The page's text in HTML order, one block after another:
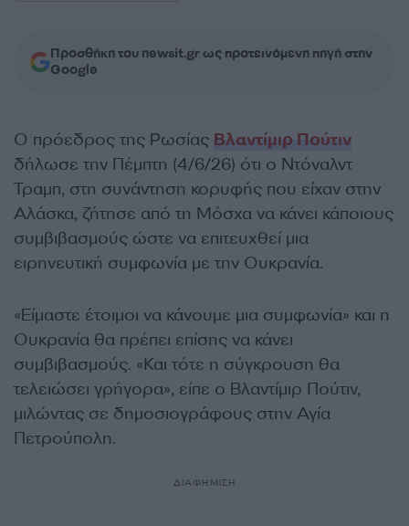
Προσθήκη του newsit.gr ως προτεινόμενη πηγή στην
Google
Ο πρόεδρος της Ρωσίας Βλαντίμιρ Πούτιν
δήλωσε την Πέμπτη (4/6/26) ότι ο Ντόναλντ
Τραμπ, στη συνάντηση κορυφής που είχαν στην
Αλάσκα, ζήτησε από τη Μόσχα να κάνει κάποιους
συμβιβασμούς ώστε να επιτευχθεί μια
ειρηνευτική συμφωνία με την Ουκρανία.
«Είμαστε έτοιμοι να κάνουμε μια συμφωνία» και η
Ουκρανία θα πρέπει επίσης να κάνει
συμβιβασμούς. «Και τότε η σύγκρουση θα
τελειώσει γρήγορα», είπε ο Βλαντίμιρ Πούτιν,
μιλώντας σε δημοσιογράφους στην Αγία
Πετρούπολη.
ΔΙΑΦΗΜΙΣΗ